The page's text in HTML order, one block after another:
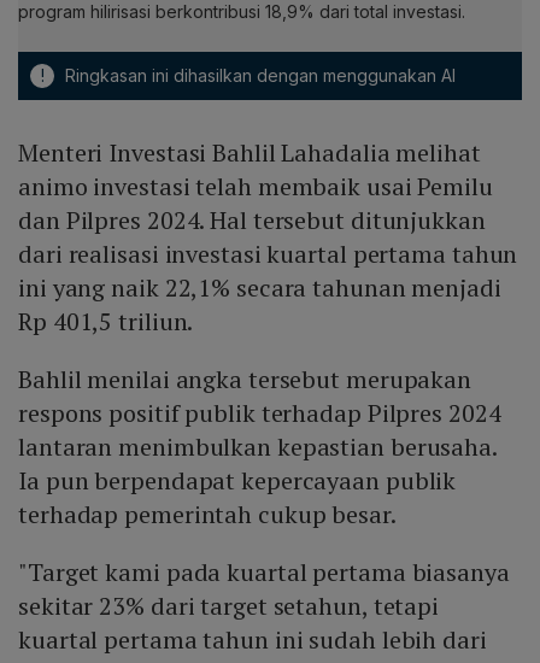
program hilirisasi berkontribusi 18,9% dari total investasi.
! Ringkasan ini dihasilkan dengan menggunakan AI
Menteri Investasi Bahlil Lahadalia melihat
animo investasi telah membaik usai Pemilu
dan Pilpres 2024. Hal tersebut ditunjukkan
dari realisasi investasi kuartal pertama tahun
ini yang naik 22,1% secara tahunan menjadi
Rp 401,5 triliun.
Bahlil menilai angka tersebut merupakan
respons positif publik terhadap Pilpres 2024
lantaran menimbulkan kepastian berusaha.
Ia pun berpendapat kepercayaan publik
terhadap pemerintah cukup besar.
"Target kami pada kuartal pertama biasanya
sekitar 23% dari target setahun, tetapi
kuartal pertama tahun ini sudah lebih dari